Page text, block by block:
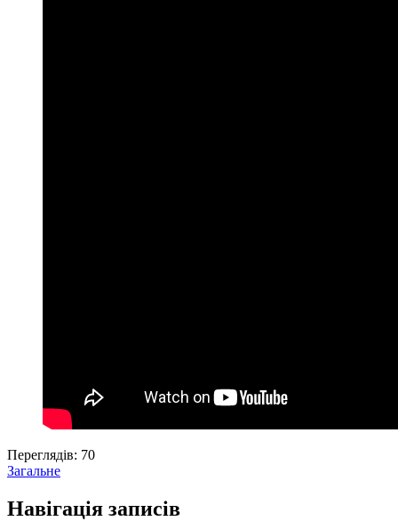
Переглядів: 70
Загальне
Навігація записів